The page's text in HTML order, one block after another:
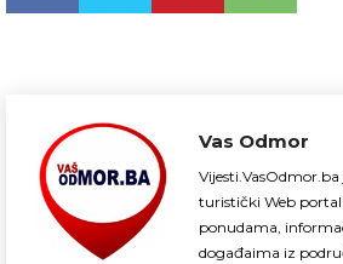
Vas Odmor
turistički Web
ponudama,
događaima iz